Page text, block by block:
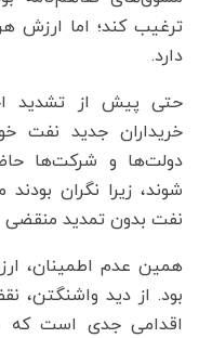
ترغیب کند؛ اما ارزش
دارد.
حتی پیش از تشدید
خریداران جدید نفت
دولت‌ها و شرکت‌ها
شوند، زیرا نگران
نفت بدون تمدید منقضی
همین عدم اطمینان،
بود. از دید واشنگتن،
اقدامی جدی است که